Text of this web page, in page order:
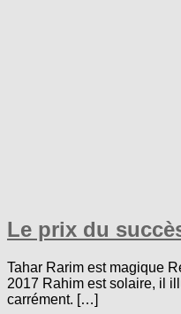
Le prix du
Tahar Rarim est magique
2017 Rahim est solaire, il
carrément. […]